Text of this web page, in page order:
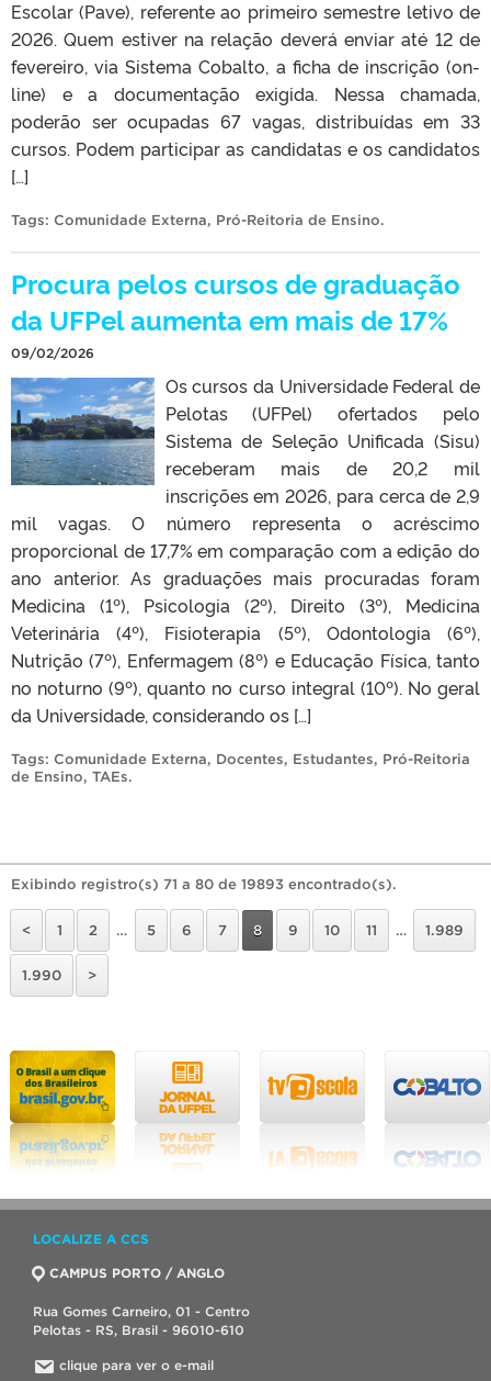
Escolar (Pave), referente ao primeiro semestre letivo de
2026. Quem estiver na relação deverá enviar até 12 de
fevereiro, via Sistema Cobalto, a ficha de inscrição (on-
line) e a documentação exigida. Nessa chamada,
poderão ser ocupadas 67 vagas, distribuídas em 33
cursos. Podem participar as candidatas e os candidatos
[…]
Tags: Comunidade Externa, Pró-Reitoria de Ensino.
Procura pelos cursos de graduação
da UFPel aumenta em mais de 17%
09/02/2026
Os cursos da Universidade Federal de
Pelotas (UFPel) ofertados pelo
Sistema de Seleção Unificada (Sisu)
receberam mais de 20,2 mil
inscrições em 2026, para cerca de 2,9
mil vagas. O número representa o acréscimo
proporcional de 17,7% em comparação com a edição do
ano anterior. As graduações mais procuradas foram
Medicina (1º), Psicologia (2º), Direito (3º), Medicina
Veterinária (4º), Fisioterapia (5º), Odontologia (6º),
Nutrição (7º), Enfermagem (8º) e Educação Física, tanto
no noturno (9º), quanto no curso integral (10º). No geral
da Universidade, considerando os […]
Tags: Comunidade Externa, Docentes, Estudantes, Pró-Reitoria
de Ensino, TAEs.
Exibindo registro(s) 71 a 80 de 19893 encontrado(s).
< 1 2 … 5 6 7 8 9 10 11 … 1.989
1.990 >
LOCALIZE A CCS
CAMPUS PORTO / ANGLO
Rua Gomes Carneiro, 01 - Centro
Pelotas - RS, Brasil - 96010-610
clique para ver o e-mail